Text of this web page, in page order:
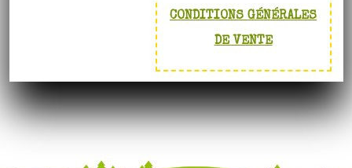
CONDITIONS GÉNÉRALES
DE VENTE